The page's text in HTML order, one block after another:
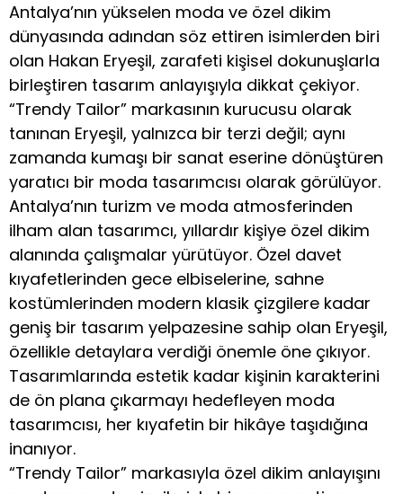
Antalya’nın yükselen moda ve özel dikim
dünyasında adından söz ettiren isimlerden biri
olan Hakan Eryeşil, zarafeti kişisel dokunuşlarla
birleştiren tasarım anlayışıyla dikkat çekiyor.
“Trendy Tailor” markasının kurucusu olarak
tanınan Eryeşil, yalnızca bir terzi değil; aynı
zamanda kumaşı bir sanat eserine dönüştüren
yaratıcı bir moda tasarımcısı olarak görülüyor.
Antalya’nın turizm ve moda atmosferinden
ilham alan tasarımcı, yıllardır kişiye özel dikim
alanında çalışmalar yürütüyor. Özel davet
kıyafetlerinden gece elbiselerine, sahne
kostümlerinden modern klasik çizgilere kadar
geniş bir tasarım yelpazesine sahip olan Eryeşil,
özellikle detaylara verdiği önemle öne çıkıyor.
Tasarımlarında estetik kadar kişinin karakterini
de ön plana çıkarmayı hedefleyen moda
tasarımcısı, her kıyafetin bir hikâye taşıdığına
inanıyor.
“Trendy Tailor” markasıyla özel dikim anlayışını